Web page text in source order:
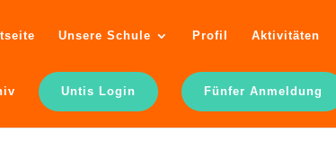
Unsere Schule Profil Aktivitäten
Untis Login Fünfer Anmeldung